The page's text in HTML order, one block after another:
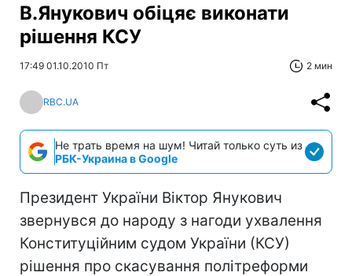
В.Янукович обіцяє виконати
рішення КСУ
17:49 01.10.2010 Пт 2 мин
RBC.UA
Не трать время на шум! Читай только суть из
РБК-Украина в Google
Президент України Віктор Янукович
звернувся до народу з нагоди ухвалення
Конституційним судом України (КСУ)
рішення про скасування політреформи